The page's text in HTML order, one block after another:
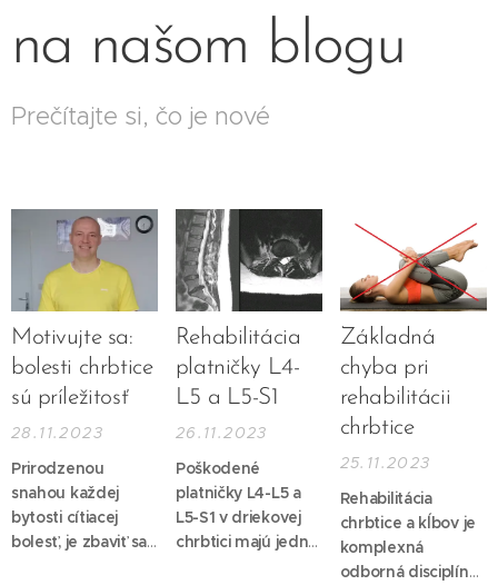
na našom blogu
Prečítajte si, čo je nové
Motivujte sa:
bolesti chrbtice
sú príležitosť
28.11.2023
Prirodzenou
snahou každej
bytosti cítiacej
bolesť, je zbaviť sa
Rehabilitácia
platničky L4-
L5 a L5-S1
26.11.2023
Poškodené
platničky L4-L5 a
L5-S1 v driekovej
chrbtici majú jednu
Základná
chyba pri
rehabilitácii
chrbtice
25.11.2023
Rehabilitácia
chrbtice a kĺbov je
komplexná
odborná disciplína